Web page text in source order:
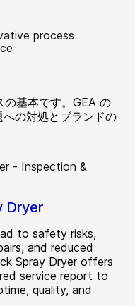
の基本です。GEA の
の対処とブランドの
Dryer
to safety risks,
and reduced
Spray Dryer offers
service report to
quality, and